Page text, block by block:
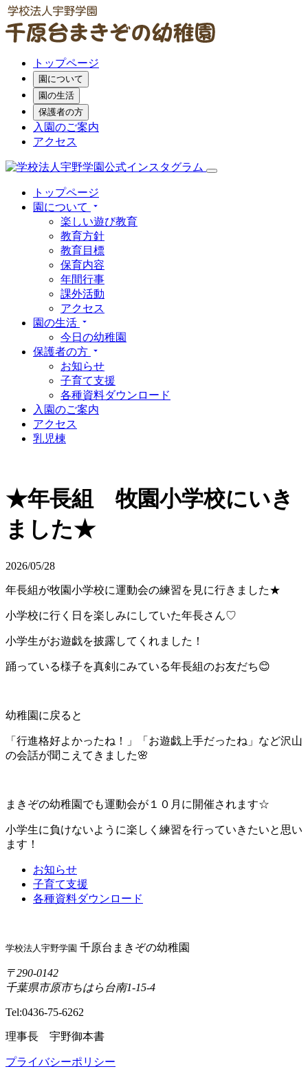
トップページ
園について
園の生活
保護者の方
入園のご案内
アクセス
トップページ
園について
楽しい遊び教育
教育方針
教育目標
保育内容
年間行事
課外活動
アクセス
園の生活
今日の幼稚園
保護者の方
お知らせ
子育て支援
各種資料ダウンロード
入園のご案内
アクセス
乳児棟
★年長組 牧園小学校にいき
ました★
2026/05/28
年長組が牧園小学校に運動会の練習を見に行きました★
小学校に行く日を楽しみにしていた年長さん♡
小学生がお遊戯を披露してくれました！
踊っている様子を真剣にみている年長組のお友だち😊
幼稚園に戻ると
「行進格好よかったね！」「お遊戯上手だったね」など沢山
の会話が聞こえてきました🌸
まきぞの幼稚園でも運動会が１０月に開催されます☆
小学生に負けないように楽しく練習を行っていきたいと思い
ます！
お知らせ
子育て支援
各種資料ダウンロード
学校法人宇野学園 千原台まきぞの幼稚園
〒290-0142
千葉県市原市ちはら台南1-15-4
Tel:0436-75-6262
理事長 宇野御本書
プライバシーポリシー